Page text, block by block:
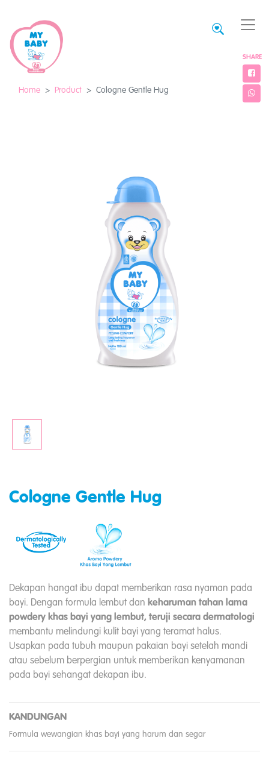
Home Product Cologne Gentle Hug
Cologne Gentle Hug
Dekapan hangat ibu dapat memberikan rasa nyaman pada
bayi. Dengan formula lembut dan keharuman tahan lama
powdery khas bayi yang lembut, teruji secara dermatologi
membantu melindungi kulit bayi yang teramat halus.
Usapkan pada tubuh maupun pakaian bayi setelah mandi
atau sebelum berpergian untuk memberikan kenyamanan
pada bayi sehangat dekapan ibu.
KANDUNGAN
Formula wewangian khas bayi yang harum dan segar
SHARE